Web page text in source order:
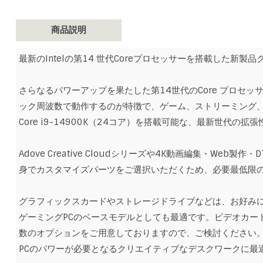
商品説明
最新のIntelの第14 世代Coreプロセッサーを搭載した新製品
さらなるパワーアップを果たした第14世代のCore プロセ
ック周波数で動作するのが特徴で、ゲーム、ストリーミン
Core i9-14900K（24コア）を搭載可能な、最新世代の拡張
Adove Creative Cloudシリーズや4K動画編集・Web製作・
身でカスタマイズパーツをご選択いただくため、必要最低
グラフィックスカードやストレージドライブなどは、お好
ゲーミングPCのベースモデルとしても最適です。ビデオカ
数のオプションをご用意しておりますので、ご検討ください
PCのパワーが必要となるクリエイティブなデスクワークに